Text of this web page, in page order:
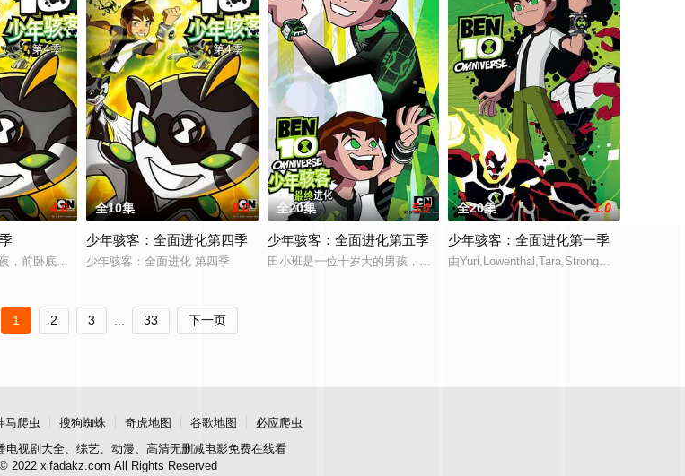
。阿格果的邪恶计划是要吸取五个独特异形的神奇能力，透过他们集结起来的力量，让阿格
4.0
，前卧底探员阿奔因挚友遭“公司”出卖惨死，体内被植入的纳米变身系统成为他唯一的武器。他以七十二变般的能力渗透犯罪
全10集 8.0
少年骇客：全面进化第四季
少年骇客：全面进化 第四季
全20集 5.0
少年骇客：全面进化第五季
田小班是一位十岁大的男孩，他的生活因为一个撞上地球的陨石而永远改变。
全20集 1.0
少年骇客：全面进化第一季
由Yuri,Lowenthal,Tara,Strong主演，全面进
1 2 3 ... 33 下一页
马爬虫 搜狗蜘蛛 奇虎地图 谷歌地图
必应爬虫
电视剧大全、综艺、动漫、高清无删减电影免费在线看
2022 xifadakz.com All Rights Reserved